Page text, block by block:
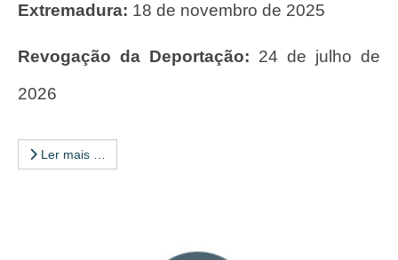
Extremadura: 18 de novembro de 2025
Revogação da Deportação: 24 de julho de
2026
Ler mais …